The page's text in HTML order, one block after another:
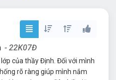
- 22K07Đ
của thầy Định. Đối với mình
rõ ràng giúp mình nắm